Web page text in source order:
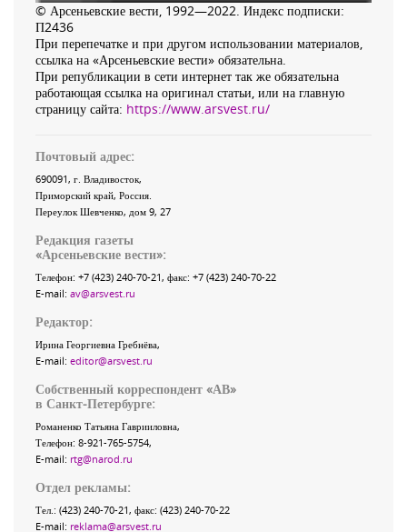
© Арсеньевские вести, 1992—2022. Индекс подписки:
П2436
При перепечатке и при другом использовании материалов,
ссылка на «Арсеньевские вести» обязательна.
При републикации в сети интернет так же обязательна
работающая ссылка на оригинал статьи, или на главную
страницу сайта: https://www.arsvest.ru/
Почтовый адрес:
690091, г. Владивосток,
Приморский край, Россия
Переулок Шевченко, дом 9, 27
Редакция газеты
«Арсеньевские вести»:
Телефон: +7 (423) 240-70-21, факс: +7 (423) 240-70-22
E-mail: av@arsvest.ru
Редактор:
Ирина Георгиевна Гребнёва,
E-mail: editor@arsvest.ru
Собственный корреспондент «АВ»
в Санкт-Петербурге:
Романенко Татьяна Гаврииловна,
Телефон: 8-921-765-5754,
E-mail: rtg@narod.ru
Отдел рекламы:
Тел.: (423) 240-70-21, факс: (423) 240-70-22
E-mail: reklama@arsvest.ru